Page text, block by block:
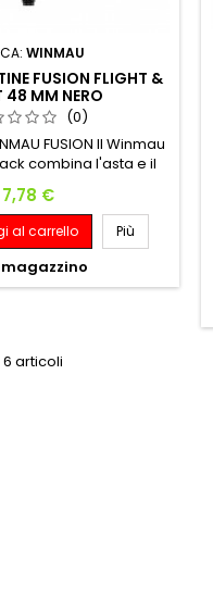
WINMAU
FUSION FLIGHT &
48 MM NERO
(0)
FUSION Il Winmau
combina l'asta e il
in un pratico
la parte posteriore
questo modo non
alette mentre giochi e
avrà una forma
un lancio più preciso.
Prezzo
7,78 €
al carrello Più
magazzino
6 articoli